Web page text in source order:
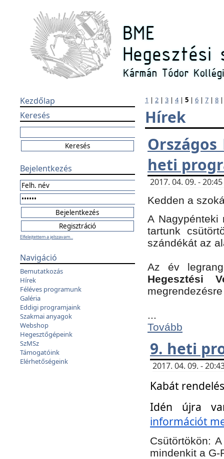
Kezdőlap
Keresés
Bejelentkezés
Elfelejtettem a jelszavam...
Navigáció
Bemutatkozás
Hírek
Féléves programunk
Galéria
Eddigi programjaink
Szakmai anyagok
Webshop
Hegesztőgépeink
SzMSz
Támogatóink
Elérhetőségeink
1 | 2 | 3 | 4| 5 | 6 | 7 | 8
Hírek
Országos
heti
2017. 04. 09. -
Kedden a
A Nagypénteki
tartunk
szándékát az
Az év
Hegesztési
...
Tovább
9. heti
2017. 04. 09. -
Kabát
Idén újra
információt
Csütörtökön:A
mindenkit a G-